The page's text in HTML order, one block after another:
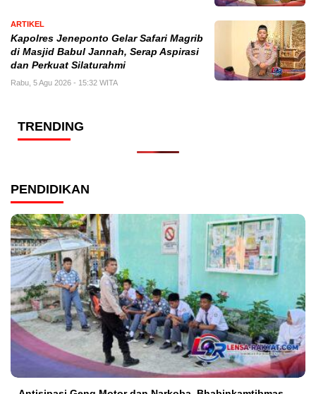
ARTIKEL
Kapolres Jeneponto Gelar Safari Magrib
di Masjid Babul Jannah, Serap Aspirasi
dan Perkuat Silaturahmi
Rabu, 5 Agu 2026 - 15:32 WITA
TRENDING
PENDIDIKAN